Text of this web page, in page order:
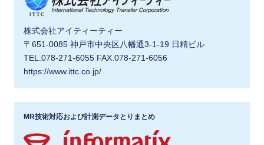
株式会社アイティーティー
〒651-0085 神戸市中央区八幡通3-1-19 日精ビル
TEL.078-271-6055 FAX.078-271-6056
https://www.ittc.co.jp/
MR技術対応および計測データとりまとめ